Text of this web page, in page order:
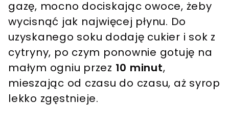
gazę, mocno dociskając owoce, żeby
wycisnąć jak najwięcej płynu. Do
uzyskanego soku dodaję cukier i sok z
cytryny, po czym ponownie gotuję na
małym ogniu przez 10 minut,
mieszając od czasu do czasu, aż syrop
lekko zgęstnieje.